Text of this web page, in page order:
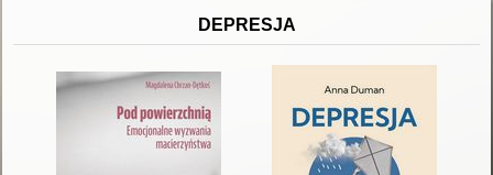
DEPRESJA